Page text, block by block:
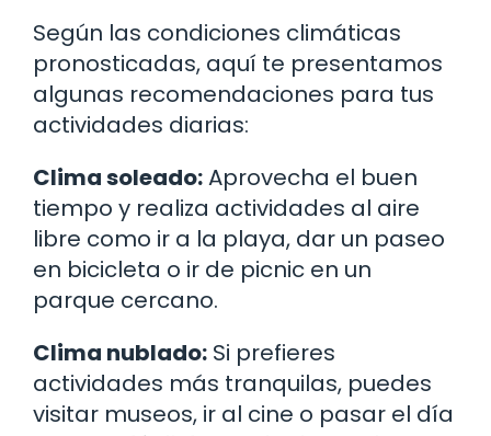
Según las condiciones climáticas
pronosticadas, aquí te presentamos
algunas recomendaciones para tus
actividades diarias:
Clima soleado:Aprovecha el buen
tiempo y realiza actividades al aire
libre como ir a la playa, dar un paseo
en bicicleta o ir de picnic en un
parque cercano.
Clima nublado: Si prefieres
actividades más tranquilas, puedes
visitar museos, ir al cine o pasar el día